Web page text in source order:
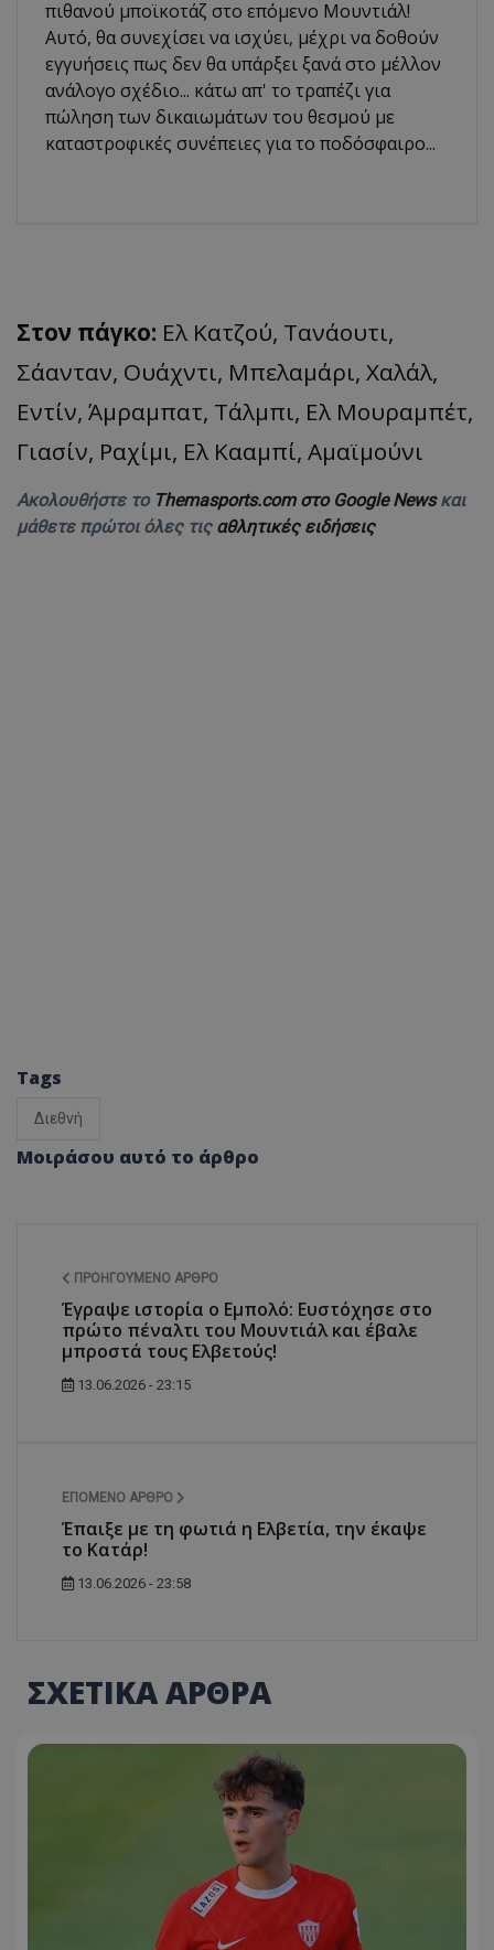
πιθανού μποϊκοτάζ στο επόμενο Μουντιάλ!
Αυτό, θα συνεχίσει να ισχύει, μέχρι να δοθούν
εγγυήσεις πως δεν θα υπάρξει ξανά στο μέλλον
ανάλογο σχέδιο... κάτω απ' το τραπέζι για
πώληση των δικαιωμάτων του θεσμού με
καταστροφικές συνέπειες για το ποδόσφαιρο...
Στον πάγκο: Ελ Κατζού, Τανάουτι,
Σάανταν, Ουάχντι, Μπελαμάρι, Χαλάλ,
Εντίν, Άμραμπατ, Τάλμπι, Ελ Μουραμπέτ,
Γιασίν, Ραχίμι, Ελ Κααμπί, Αμαϊμούνι
Ακολουθήστε το Themasports.com στο Google Newsκαι
μάθετε πρώτοι όλες τις αθλητικές ειδήσεις
Tags
Διεθνή
Μοιράσου αυτό το άρθρο
ΠΡΟΗΓΟΎΜΕΝΟ ΆΡΘΡΟ
Έγραψε ιστορία ο Εμπολό: Ευστόχησε στο
πρώτο πέναλτι του Μουντιάλ και έβαλε
μπροστά τους Ελβετούς!
13.06.2026 - 23:15
ΕΠΌΜΕΝΟ ΆΡΘΡΟ
Έπαιξε με τη φωτιά η Ελβετία, την έκαψε
το Κατάρ!
13.06.2026 - 23:58
ΣΧΕΤΙΚΑ ΑΡΘΡΑ